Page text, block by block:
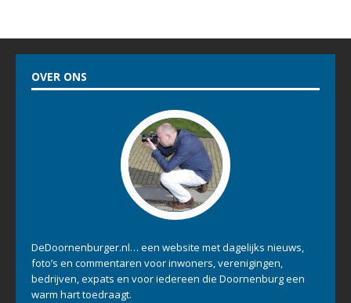
OVER ONS
DeDoornenburger.nl… een website met dagelijks nieuws,
foto’s en commentaren voor inwoners, verenigingen,
bedrijven, expats en voor iedereen die Doornenburg een
warm hart toedraagt.